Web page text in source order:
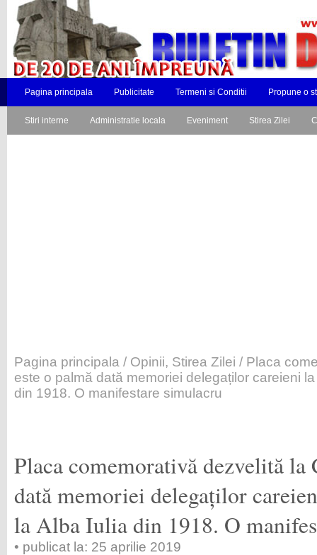
Pagina principala Publicitate Termeni si Conditii Propune o
Stiri interne Administratie locala Eveniment Stirea Zilei
Pagina principala / Opinii, Stirea Zilei / Placa
este o palmă dată memoriei delegaților careieni
din 1918. O manifestare simulacru
Placa comemorativă dezvelită la
dată memoriei delegaților
la Alba Iulia din 1918. O
• publicat la: 25 aprilie 2019